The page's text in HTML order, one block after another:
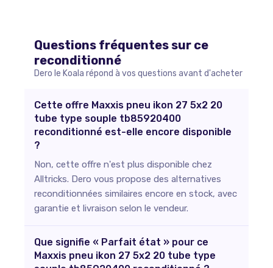
Questions fréquentes sur ce
reconditionné
Dero le Koala répond à vos questions avant d'acheter
Cette offre Maxxis pneu ikon 27 5x2 20
tube type souple tb85920400
reconditionné est-elle encore disponible
?
Non, cette offre n'est plus disponible chez
Alltricks. Dero vous propose des alternatives
reconditionnées similaires encore en stock, avec
garantie et livraison selon le vendeur.
Que signifie « Parfait état » pour ce
Maxxis pneu ikon 27 5x2 20 tube type